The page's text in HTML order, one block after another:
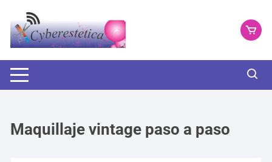
contenido
Maquillaje vintage paso a paso